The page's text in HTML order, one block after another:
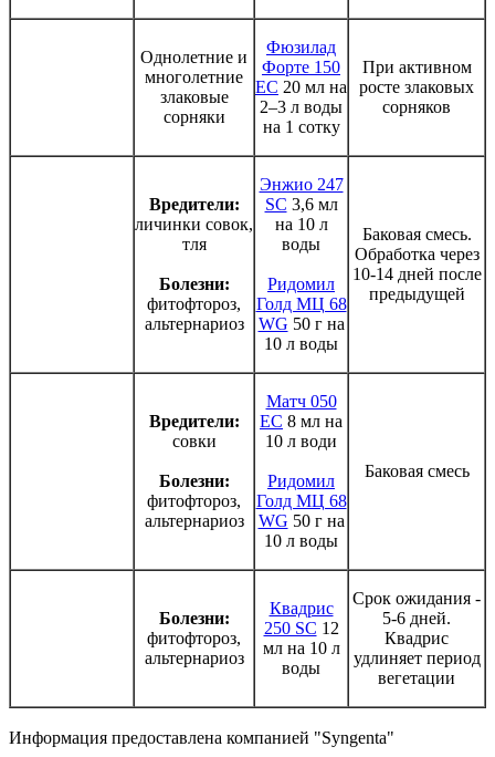
Однолетние и
многолетние
злаковые
сорняки
Фюзилад
Форте 150
ЕС 20 мл на
2–3 л воды
на 1 сотку
При активном
росте злаковых
сорняков
Вредители:
личинки совок,
тля
Болезни:
фитофтороз,
альтернариоз
Энжио 247
SC 3,6 мл
на 10 л
воды
Ридомил
Голд МЦ 68
WG 50 г на
10 л воды
Баковая смесь.
Обработка через
10-14 дней после
предыдущей
Вредители:
совки
Болезни:
фитофтороз,
альтернариоз
Матч 050
ЕС 8 мл на
10 л води
Ридомил
Голд МЦ 68
WG 50 г на
10 л воды
Баковая смесь
Болезни:
фитофтороз,
альтернариоз
Квадрис
250 SC 12
мл на 10 л
воды
Срок ожидания -
5-6 дней.
Квадрис
удлиняет период
вегетации
Информация предоставлена компанией "Syngenta"